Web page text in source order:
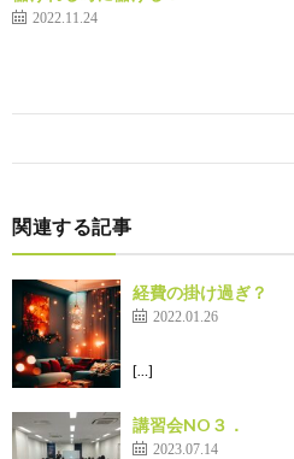
2022.11.24
関連する記事
経費の掛け過ぎ？
2022.01.26
[…]
講習会NO３．
2023.07.14